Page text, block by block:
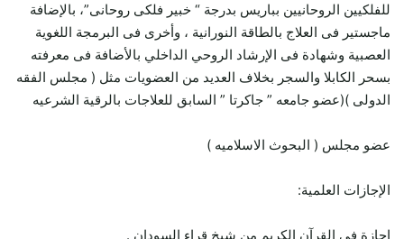
للفلكيين الروحانيين بباريس بدرجة “ خبير فلكى روحانى”، بالإضافة
ماجستير فى العلاج بالطاقة النورانية ، وأخرى فى البرمجة اللغوية
العصبية وشهادة فى الإرشاد الروحي الداخلي بالأضافة فى معرفته
بسحر الكابلا والسجر بخلاف العديد من العضويات مثل ( مجلس الفقه
الدولى )(عضو جامعه ” جاكرتا ” السابق للعلاجات بالرقية الشرعيه
عضو مجلس ( البحوث الاسلاميه )
الإجازات العلمية:
إجازة في القرآن الكريم من شيخ قراء السودان .